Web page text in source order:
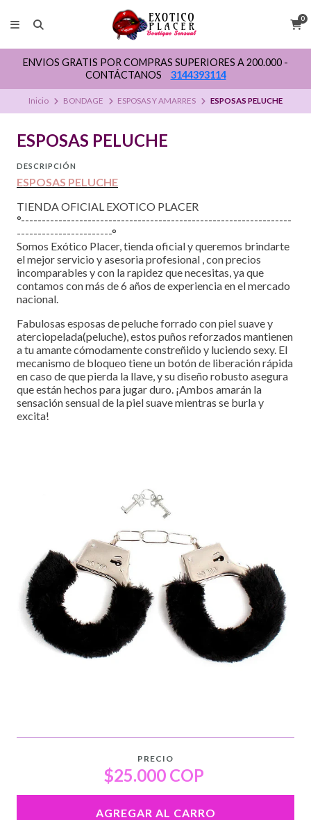
0
ENVIOS GRATIS POR COMPRAS SUPERIORES A 200.000 -
CONTÁCTANOS
3144393114
Inicio BONDAGE ESPOSAS Y AMARRES ESPOSAS PELUCHE
ESPOSAS PELUCHE
DESCRIPCIÓN
ESPOSAS PELUCHE
TIENDA OFICIAL EXOTICO PLACER
°-----------------------------------------------------------------
-----------------------°
Somos Exótico Placer, tienda oficial y queremos brindarte
el mejor servicio y asesoria profesional , con precios
incomparables y con la rapidez que necesitas, ya que
contamos con más de 6 años de experiencia en el mercado
nacional.
Fabulosas esposas de peluche forrado con piel suave y
aterciopelada(peluche), estos puños reforzados mantienen
a tu amante cómodamente constreñido y luciendo sexy. El
mecanismo de bloqueo tiene un botón de liberación rápida
en caso de que pierda la llave, y su diseño robusto asegura
que están hechos para jugar duro. ¡Ambos amarán la
sensación sensual de la piel suave mientras se burla y
excita!
PRECIO
$25.000 COP
AGREGAR AL CARRO